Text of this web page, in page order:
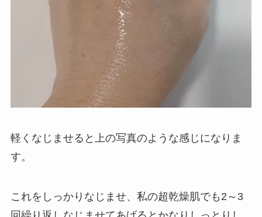
軽くなじませると上の写真のような感じになりま
す。
これをしっかりなじませ、私の超乾燥肌でも2～3